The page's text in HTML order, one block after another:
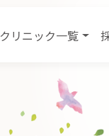
クリニック一覧